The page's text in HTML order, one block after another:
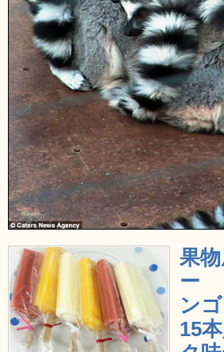
果
ー
ン
15